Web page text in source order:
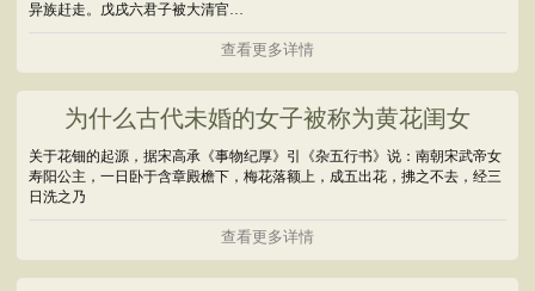
异族赶走。戊戌六君子被大清官…
查看更多详情
为什么古代未婚的女子被称为黄花闺女
关于花钿的起源，据宋高承《事物纪厚》引《杂五行书》说：南朝宋武帝女
寿阳公主，一日卧于含章殿檐下，梅花落额上，成五出花，拂之不去，经三
日洗之乃
查看更多详情